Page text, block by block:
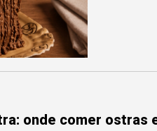
onde comer ostras